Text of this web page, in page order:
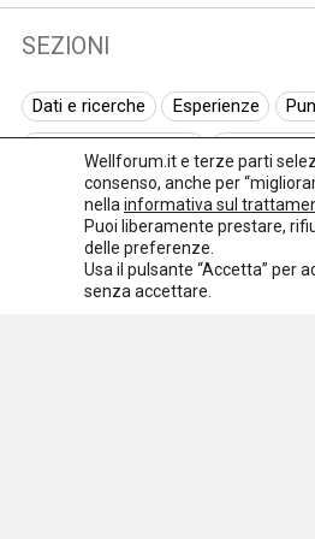
SEZIONI
Dati e ricerche Esperienze
Normativa europea
Rassegna
I seminari di Welforum
Eventi
Spazio ai promotori
Wellforum.it e terze parti
consenso, anche per
nella informativa sul
Puoi liberamente prestare,
delle preferenze.
Usa il pulsante “Accetta” per
senza accettare.